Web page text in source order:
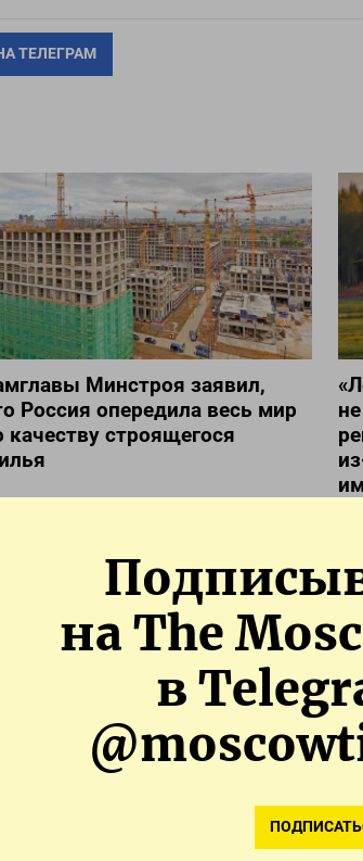
на The
в
ТЕЛЕГРАМ
Минстроя заявил,
Россия опередила весь мир
качеству строящегося
всей
Обновлено:27.08.2024